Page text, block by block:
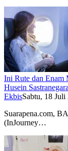
Ini Rute dan Enam
Husein Sastranegara
EkbisSabtu, 18
Suarapena.com,
(InJourney…